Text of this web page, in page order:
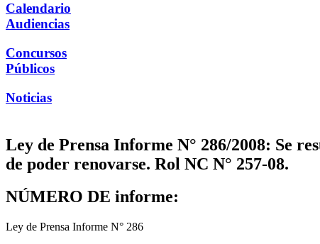
Calendario
Audiencias
Concursos
Públicos
Noticias
Ley de Prensa Informe N° 286/2008: Se
de poder renovarse. Rol NC N° 257-08.
NÚMERO DE informe:
Ley de Prensa Informe N° 286